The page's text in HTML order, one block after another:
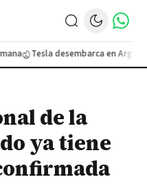
Tesla desembarca en
de la
ya tiene